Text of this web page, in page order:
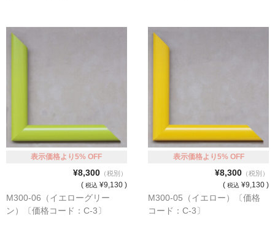
表示価格より5% OFF
¥8,300（税別）
( 税込 ¥9,130 )
M300-06（イエローグリー
ン）〔価格コード：C-3〕
表示価格より5% OFF
¥8,300（税別）
( 税込 ¥9,130 )
M300-05（イエロー）〔価格
コード：C-3〕